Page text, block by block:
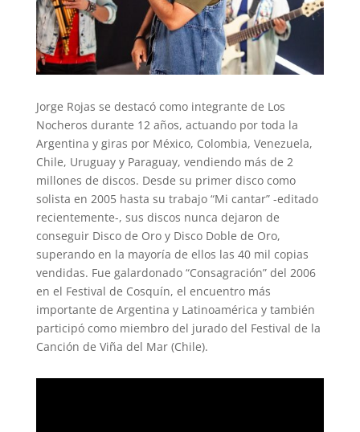
Jorge Rojas se destacó como integrante de Los
Nocheros durante 12 años, actuando por toda la
Argentina y giras por México, Colombia, Venezuela,
Chile, Uruguay y Paraguay, vendiendo más de 2
millones de discos. Desde su primer disco como
solista en 2005 hasta su trabajo “Mi cantar” -editado
recientemente-, sus discos nunca dejaron de
conseguir Disco de Oro y Disco Doble de Oro,
superando en la mayoría de ellos las 40 mil copias
vendidas. Fue galardonado “Consagración” del 2006
en el Festival de Cosquín, el encuentro más
importante de Argentina y Latinoamérica y también
participó como miembro del jurado del Festival de la
Canción de Viña del Mar (Chile).